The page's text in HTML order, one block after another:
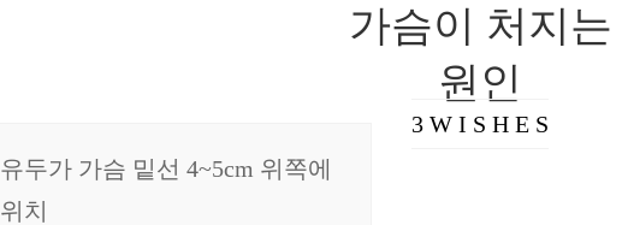
유두가 가슴 밑선 4~5cm 위쪽에
위치
가슴이 처지는
원인
3 W I S H E S